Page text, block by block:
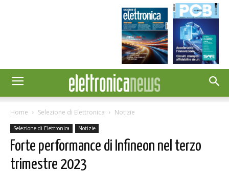
Home Selezione di Elettronica Notizie
Selezione di Elettronica Notizie
Forte performance di Infineon nel terzo
trimestre 2023